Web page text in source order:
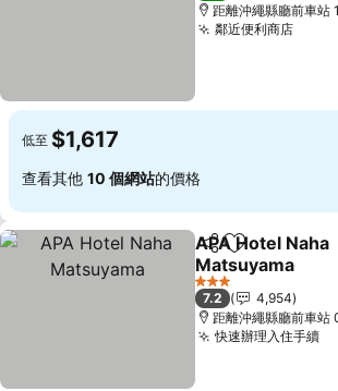
距離沖繩縣廳前車站
鄰近便利商店
低至 $1,617
查看其他 10 個網站的價格
分享 加入我的最愛
APA Hotel Naha
Matsuyama
3 星級
7.2
4,954
距離沖繩縣廳前車站
快速辦理入住手續